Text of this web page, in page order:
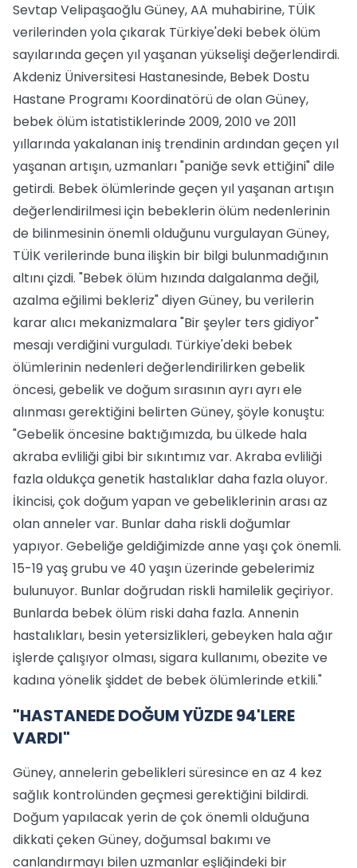
Sevtap Velipaşaoğlu Güney, AA muhabirine, TÜİK
verilerinden yola çıkarak Türkiye'deki bebek ölüm
sayılarında geçen yıl yaşanan yükselişi değerlendirdi.
Akdeniz Üniversitesi Hastanesinde, Bebek Dostu
Hastane Programı Koordinatörü de olan Güney,
bebek ölüm istatistiklerinde 2009, 2010 ve 2011
yıllarında yakalanan iniş trendinin ardından geçen yıl
yaşanan artışın, uzmanları "paniğe sevk ettiğini" dile
getirdi. Bebek ölümlerinde geçen yıl yaşanan artışın
değerlendirilmesi için bebeklerin ölüm nedenlerinin
de bilinmesinin önemli olduğunu vurgulayan Güney,
TÜİK verilerinde buna ilişkin bir bilgi bulunmadığının
altını çizdi. "Bebek ölüm hızında dalgalanma değil,
azalma eğilimi bekleriz" diyen Güney, bu verilerin
karar alıcı mekanizmalara "Bir şeyler ters gidiyor"
mesajı verdiğini vurguladı. Türkiye'deki bebek
ölümlerinin nedenleri değerlendirilirken gebelik
öncesi, gebelik ve doğum sırasının ayrı ayrı ele
alınması gerektiğini belirten Güney, şöyle konuştu:
"Gebelik öncesine baktığımızda, bu ülkede hala
akraba evliliği gibi bir sıkıntımız var. Akraba evliliği
fazla oldukça genetik hastalıklar daha fazla oluyor.
İkincisi, çok doğum yapan ve gebeliklerinin arası az
olan anneler var. Bunlar daha riskli doğumlar
yapıyor. Gebeliğe geldiğimizde anne yaşı çok önemli.
15-19 yaş grubu ve 40 yaşın üzerinde gebelerimiz
bulunuyor. Bunlar doğrudan riskli hamilelik geçiriyor.
Bunlarda bebek ölüm riski daha fazla. Annenin
hastalıkları, besin yetersizlikleri, gebeyken hala ağır
işlerde çalışıyor olması, sigara kullanımı, obezite ve
kadına yönelik şiddet de bebek ölümlerinde etkili."
"HASTANEDE DOĞUM YÜZDE 94'LERE
VARDI"
Güney, annelerin gebelikleri süresince en az 4 kez
sağlık kontrolünden geçmesi gerektiğini bildirdi.
Doğum yapılacak yerin de çok önemli olduğuna
dikkati çeken Güney, doğumsal bakımı ve
canlandırmayı bilen uzmanlar eşliğindeki bir